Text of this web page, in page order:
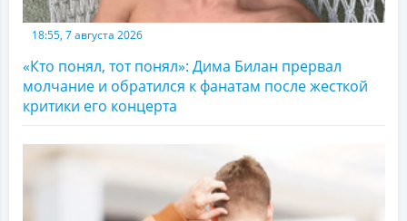
18:55, 7 августа 2026
«Кто понял, тот понял»: Дима Билан прервал
молчание и обратился к фанатам после жесткой
критики его концерта